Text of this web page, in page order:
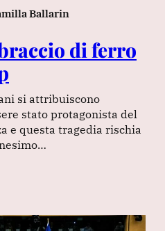
Ballarin
di ferro
si attribuiscono
stato protagonista del
e questa tragedia rischia